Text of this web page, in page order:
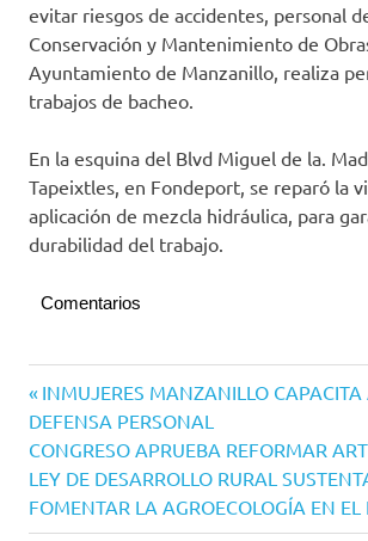
evitar riesgos de accidentes, personal
Conservación y Mantenimiento de
Ayuntamiento de Manzanillo, realiza
trabajos de bacheo.
En la esquina del Blvd Miguel de la.
Tapeixtles, en Fondeport, se reparó la
aplicación de mezcla hidráulica, para
durabilidad del trabajo.
Comentarios
Navegación
de
entradas
Entrada
anterior:
INMUJERES MANZANILLO CAPACITA
DEFENSA PERSONAL
Siguiente
entrada:
CONGRESO APRUEBA REFORMAR
LEY DE DESARROLLO RURAL
FOMENTAR LA AGROECOLOGÍA EN EL